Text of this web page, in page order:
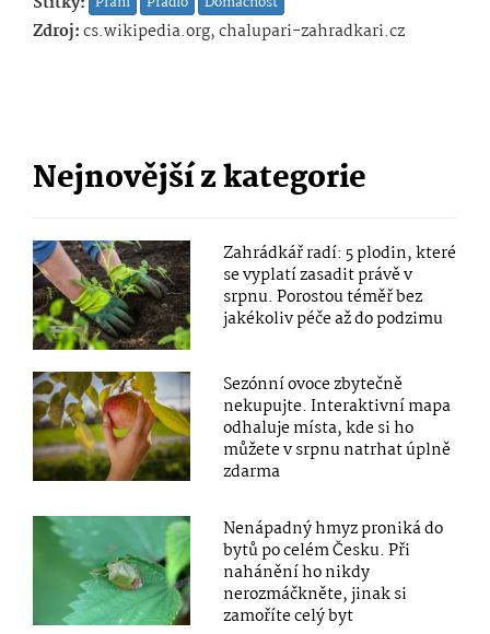
Zdroj:cs.wikipedia.org, chalupari-zahradkari.cz
Nejnovější z kategorie
Zahrádkář radí: 5 plodin, které
se vyplatí zasadit právě v
srpnu. Porostou téměř bez
jakékoliv péče až do podzimu
Sezónní ovoce zbytečně
nekupujte. Interaktivní mapa
odhaluje místa, kde si ho
můžete v srpnu natrhat úplně
zdarma
Nenápadný hmyz proniká do
bytů po celém Česku. Při
nahánění ho nikdy
nerozmáčkněte, jinak si
zamoříte celý byt